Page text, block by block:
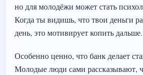
но для молодёжи может стать
Когда ты видишь, что твои деньги
день, это мотивирует копить дальше.
Особенно ценно, что банк делает
Молодые люди сами рассказывают,